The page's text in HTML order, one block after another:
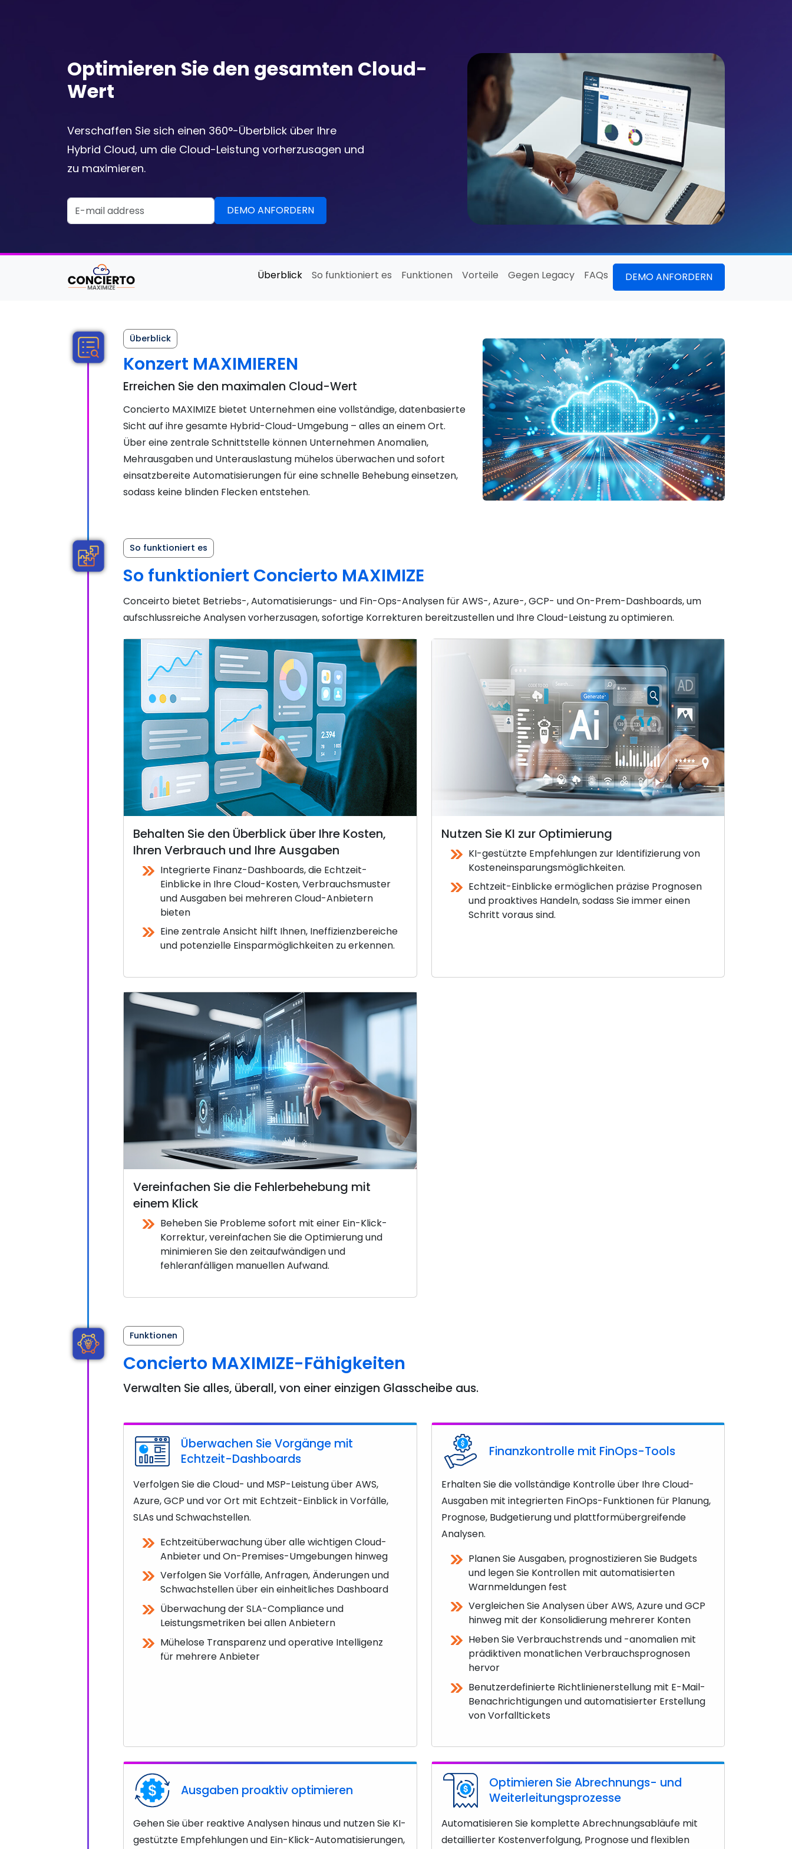
Optimieren Sie den gesamten Cloud-
Wert
Verschaffen Sie sich einen 360°-Überblick über Ihre
Hybrid Cloud, um die Cloud-Leistung vorherzusagen und
zu maximieren.
DEMO ANFORDERN
Email Address
Überblick So funktioniert es Funktionen Vorteile Gegen Legacy FAQs DEMO ANFORDERN
Überblick
Konzert MAXIMIEREN
Erreichen Sie den maximalen Cloud-Wert
Concierto MAXIMIZE bietet Unternehmen eine vollständige, datenbasierte
Sicht auf ihre gesamte Hybrid-Cloud-Umgebung – alles an einem Ort.
Über eine zentrale Schnittstelle können Unternehmen Anomalien,
Mehrausgaben und Unterauslastung mühelos überwachen und sofort
einsatzbereite Automatisierungen für eine schnelle Behebung einsetzen,
sodass keine blinden Flecken entstehen.
So funktioniert es
So funktioniert Concierto MAXIMIZE
Conceirto bietet Betriebs-, Automatisierungs- und Fin-Ops-Analysen für AWS-, Azure-, GCP- und On-Prem-Dashboards, um
aufschlussreiche Analysen vorherzusagen, sofortige Korrekturen bereitzustellen und Ihre Cloud-Leistung zu optimieren.
Behalten Sie den Überblick über Ihre Kosten,
Ihren Verbrauch und Ihre Ausgaben
Integrierte Finanz-Dashboards, die Echtzeit-
Einblicke in Ihre Cloud-Kosten, Verbrauchsmuster
und Ausgaben bei mehreren Cloud-Anbietern
bieten
Eine zentrale Ansicht hilft Ihnen, Ineffizienzbereiche
und potenzielle Einsparmöglichkeiten zu erkennen.
Nutzen Sie KI zur Optimierung
KI-gestützte Empfehlungen zur Identifizierung von
Kosteneinsparungsmöglichkeiten.
Echtzeit-Einblicke ermöglichen präzise Prognosen
und proaktives Handeln, sodass Sie immer einen
Schritt voraus sind.
Vereinfachen Sie die Fehlerbehebung mit
einem Klick
Beheben Sie Probleme sofort mit einer Ein-Klick-
Korrektur, vereinfachen Sie die Optimierung und
minimieren Sie den zeitaufwändigen und
fehleranfälligen manuellen Aufwand.
Funktionen
Concierto MAXIMIZE-Fähigkeiten
Verwalten Sie alles, überall, von einer einzigen Glasscheibe aus.
Überwachen Sie Vorgänge mit
Echtzeit-Dashboards
Verfolgen Sie die Cloud- und MSP-Leistung über AWS,
Azure, GCP und vor Ort mit Echtzeit-Einblick in Vorfälle,
SLAs und Schwachstellen.
Echtzeitüberwachung über alle wichtigen Cloud-
Anbieter und On-Premises-Umgebungen hinweg
Verfolgen Sie Vorfälle, Anfragen, Änderungen und
Schwachstellen über ein einheitliches Dashboard
Überwachung der SLA-Compliance und
Leistungsmetriken bei allen Anbietern
Mühelose Transparenz und operative Intelligenz
für mehrere Anbieter
Finanzkontrolle mit FinOps-Tools
Erhalten Sie die vollständige Kontrolle über Ihre Cloud-
Ausgaben mit integrierten FinOps-Funktionen für Planung,
Prognose, Budgetierung und plattformübergreifende
Analysen.
Planen Sie Ausgaben, prognostizieren Sie Budgets
und legen Sie Kontrollen mit automatisierten
Warnmeldungen fest
Vergleichen Sie Analysen über AWS, Azure und GCP
hinweg mit der Konsolidierung mehrerer Konten
Heben Sie Verbrauchstrends und -anomalien mit
prädiktiven monatlichen Verbrauchsprognosen
hervor
Benutzerdefinierte Richtlinienerstellung mit E-Mail-
Benachrichtigungen und automatisierter Erstellung
von Vorfalltickets
Ausgaben proaktiv optimieren
Gehen Sie über reaktive Analysen hinaus und nutzen Sie KI-
gestützte Empfehlungen und Ein-Klick-Automatisierungen,
Optimieren Sie Abrechnungs- und
Weiterleitungsprozesse
Automatisieren Sie komplette Abrechnungsabläufe mit
detaillierter Kostenverfolgung, Prognose und flexiblen